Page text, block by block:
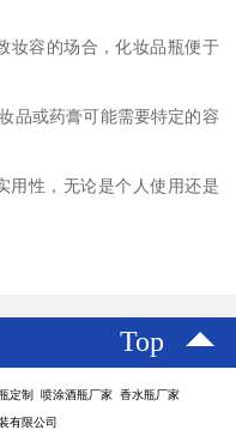
妆容的场合，化妆品瓶便于
品或药膏可能需要特定的容
用性，无论是个人使用还是
Top
定制 喷涂酒瓶厂家 香水瓶厂家
有限公司